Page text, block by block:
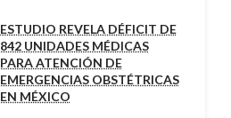
ESTUDIO REVELA DÉFICIT DE
842 UNIDADES MÉDICAS
PARA ATENCIÓN DE
EMERGENCIAS OBSTÉTRICAS
EN MÉXICO